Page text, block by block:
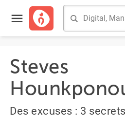
Steves
Des excuses : 3